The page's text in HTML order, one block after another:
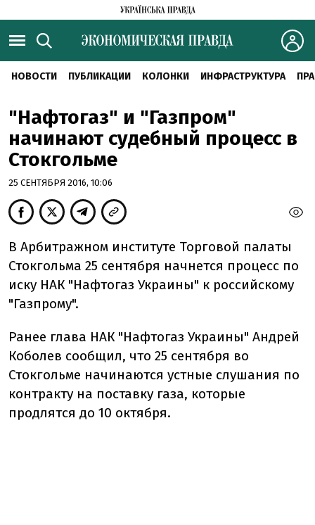
НОВОСТИ ПУБЛИКАЦИИ КОЛОНКИ ИНФРАСТРУКТУРА
"Нафтогаз" и "Газпром"
начинают судебный процесс в
Стокгольме
25 СЕНТЯБРЯ 2016, 10:06
В Арбитражном институте Торговой палаты
Стокгольма 25 сентября начнется процесс по
иску НАК "Нафтогаз Украины" к российскому
"Газпрому".
Ранее глава НАК "Нафтогаз Украины" Андрей
Коболев сообщил, что 25 сентября во
Стокгольме начинаются устные слушания по
контракту на поставку газа, которые
продлятся до 10 октября.